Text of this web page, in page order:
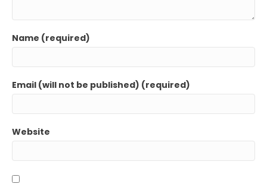
Name (required)
Email (will not be published) (required)
Website